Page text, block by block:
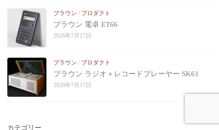
ブラウン / プロダクト
ブラウン 電卓 ET66
2026年7月17日
ブラウン / プロダクト
ブラウン ラジオ＋レコードプレーヤー SK61
2026年7月17日
カテゴリー